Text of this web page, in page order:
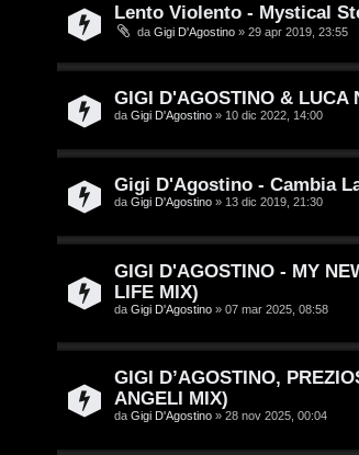
Lento Violento - Mystical
da Gigi D'Agostino » 29 apr 2019, 23:55
GIGI D'AGOSTINO & LUCA
da Gigi D'Agostino » 10 dic 2022, 14:00
Gigi D'Agostino - Cambia
da Gigi D'Agostino » 13 dic 2019, 21:30
GIGI D'AGOSTINO - MY
LIFE MIX)
da Gigi D'Agostino » 07 mar 2025, 08:58
GIGI D’AGOSTINO,
ANGELI MIX)
da Gigi D'Agostino » 28 nov 2025, 00:04